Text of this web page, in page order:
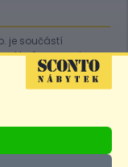
je součástí
který provozuje
Sconto.